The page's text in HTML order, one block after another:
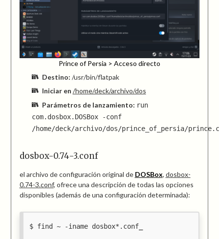
Prince of Persia > Acceso directo
Destino: /usr/bin/flatpak
Iniciar en /home/deck/archivo/dos
Parámetros de lanzamiento: run
com.dosbox.DOSBox -conf
/home/deck/archivo/dos/prince_of_persia/
dosbox-0.74-3.conf
el archivo de configuración original de DOSBox, dosbox-
0.74-3.conf, ofrece una descripción de todas las opciones
disponibles (además de una configuración determinada):
find ~ -iname dosbox*.conf